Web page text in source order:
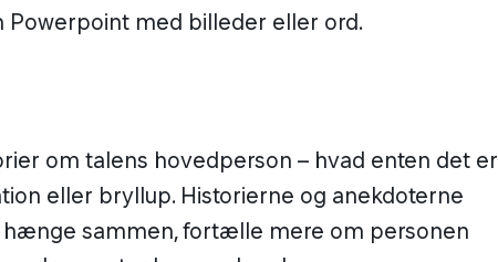
Powerpoint med billeder eller ord.
om talens hovedperson – hvad enten det er
eller bryllup. Historierne og anekdoterne
hænge sammen, fortælle mere om personen